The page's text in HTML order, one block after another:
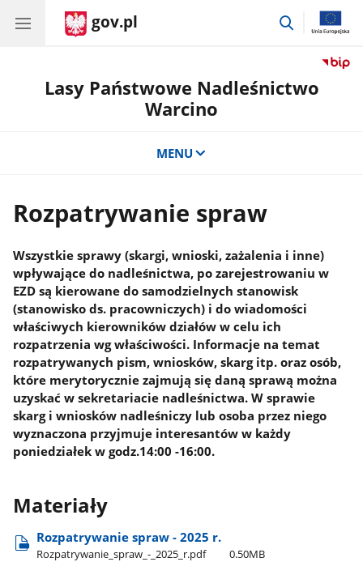
gov.pl
przejdź
Lasy Państwowe Nadleśnictwo
Warcino
MENU
Rozpatrywanie spraw
Wszystkie sprawy (skargi, wnioski, zażalenia i inne)
wpływające do nadleśnictwa, po zarejestrowaniu w
EZD są kierowane do samodzielnych stanowisk
(stanowisko ds. pracowniczych) i do wiadomości
właściwych kierowników działów w celu ich
rozpatrzenia wg właściwości. Informacje na temat
rozpatrywanych pism, wniosków, skarg itp. oraz osób,
które merytorycznie zajmują się daną sprawą można
uzyskać w sekretariacie nadleśnictwa. W sprawie
skarg i wniosków nadleśniczy lub osoba przez niego
wyznaczona przyjmuje interesantów w każdy
poniedziałek w godz.14:00 -16:00.
Materiały
Rozpatrywanie spraw - 2025 r.
Rozpatrywanie​_spraw​_-​_2025​_r.pdf 0.50MB